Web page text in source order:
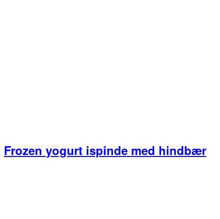
Frozen yogurt ispinde med hindbær